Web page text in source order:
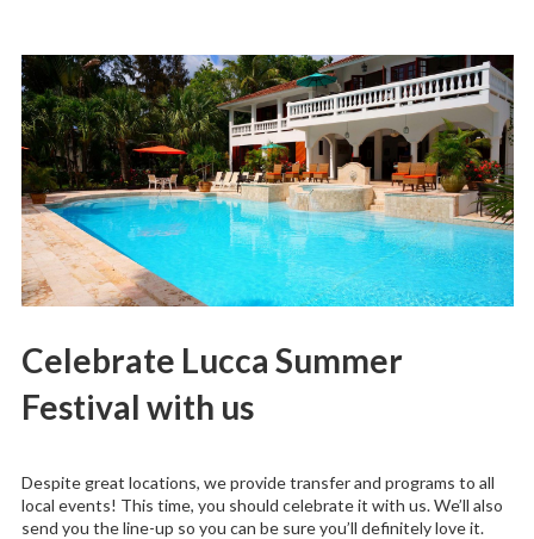
Celebrate Lucca Summer
Festival with us
Despite great locations, we provide transfer and programs to all
local events! This time, you should celebrate it with us. We’ll also
send you the line-up so you can be sure you’ll definitely love it.